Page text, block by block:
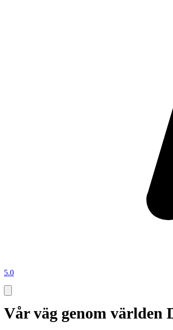
5.0
Vår väg genom världen